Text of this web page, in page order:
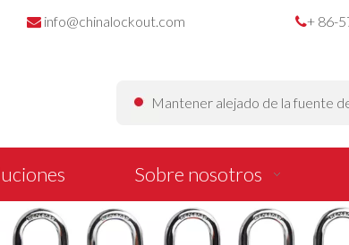
 info@chinalockout.com + 86-
Mantener alejado de la fuente
Sobre nosotros